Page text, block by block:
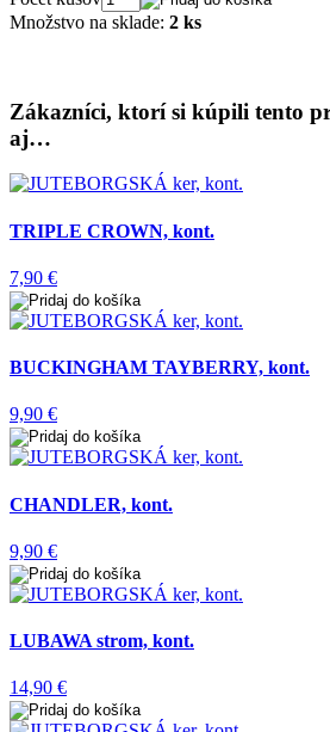
Množstvo na sklade: 2 ks
Zákazníci, ktorí si kúpili tento
aj…
TRIPLE CROWN, kont.
7,90 €
BUCKINGHAM TAYBERRY, kont.
9,90 €
CHANDLER, kont.
9,90 €
LUBAWA strom, kont.
14,90 €